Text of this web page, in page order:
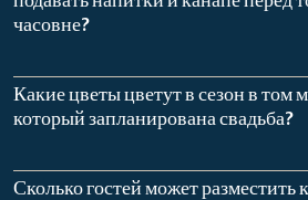
часовне?
Какие цветы цветут в сезон в том
который запланирована свадьба?
Сколько гостей может разместить